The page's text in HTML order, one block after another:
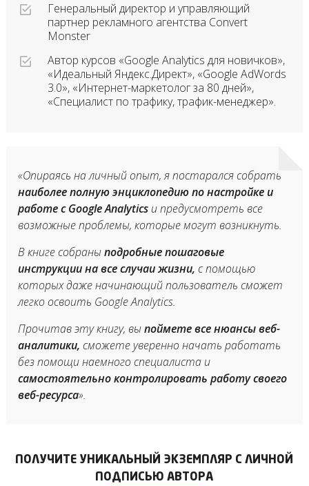
Генеральный директор и управляющий
партнер рекламного агентства Convert
Monster
Автор курсов «Google Analytics для новичков»,
«Идеальный Яндекс.Директ», «Google AdWords
3.0», «Интернет-маркетолог за 80 дней»,
«Специалист по трафику, трафик-менеджер».
«Опираясь на личный опыт, я постарался собрать
наиболее полную энциклопедию по настройке и
работе с Google Analytics и предусмотреть все
возможные проблемы, которые могут возникнуть.
В книге собраныподробные пошаговые
инструкции на все случаи жизни, с помощью
которых даже начинающий пользователь сможет
легко освоить Google Analytics.
Прочитав эту книгу, выпоймете все нюансы веб-
аналитики, сможете уверенно начать работать
без помощи наемного специалиста и
самостоятельно контролировать работу своего
веб-ресурса».
ПОЛУЧИТЕ УНИКАЛЬНЫЙ ЭКЗЕМПЛЯР С ЛИЧНОЙ
ПОДПИСЬЮ АВТОРА